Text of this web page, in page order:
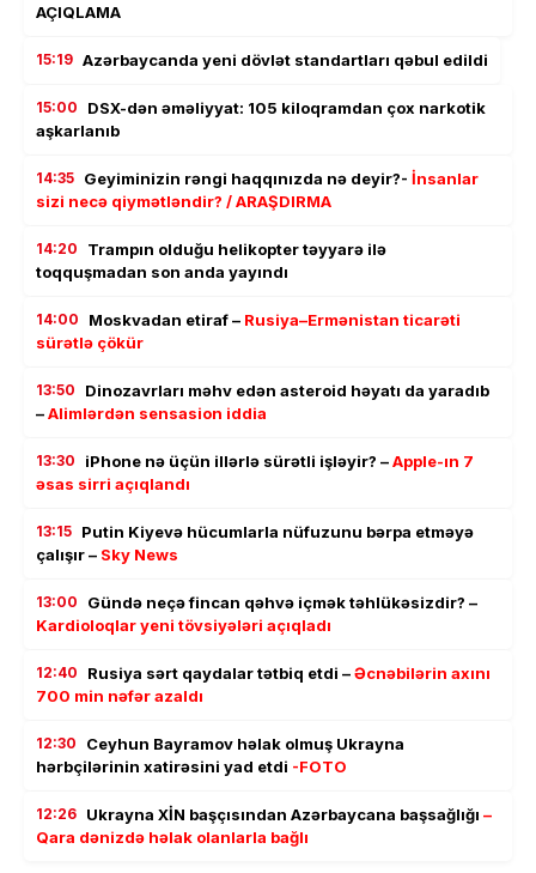
AÇIQLAMA
15:19 Azərbaycanda yeni dövlət standartları qəbul edildi
15:00
DSX-dən əməliyyat: 105 kiloqramdan çox narkotik
aşkarlanıb
14:35 Geyiminizin rəngi haqqınızda nə deyir?- İnsanlar
sizi necə qiymətləndir? / ARAŞDIRMA
14:20
Trampın olduğu helikopter təyyarə ilə
toqquşmadan son anda yayındı
14:00 Moskvadan etiraf – Rusiya–Ermənistan ticarəti
sürətlə çökür
13:50
Dinozavrları məhv edən asteroid həyatı da yaradıb
–Alimlərdən sensasion iddia
13:30 iPhone nə üçün illərlə sürətli işləyir? –Apple-ın 7
əsas sirri açıqlandı
13:15 Putin Kiyevə hücumlarla nüfuzunu bərpa etməyə
çalışır – Sky News
13:00
Gündə neçə fincan qəhvə içmək təhlükəsizdir? –
Kardioloqlar yeni tövsiyələri açıqladı
12:40 Rusiya sərt qaydalar tətbiq etdi –Əcnəbilərin axını
700 min nəfər azaldı
12:30
Ceyhun Bayramov həlak olmuş Ukrayna
hərbçilərinin xatirəsini yad etdi -FOTO
12:26 Ukrayna XİN başçısından Azərbaycana başsağlığı –
Qara dənizdə həlak olanlarla bağlı